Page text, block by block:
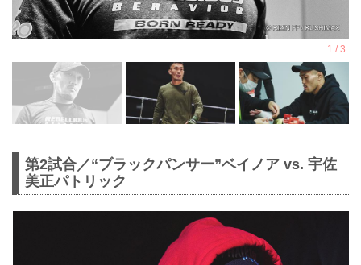
第2試合／“ブラックパンサー”ベイノア vs. 宇佐
美正パトリック